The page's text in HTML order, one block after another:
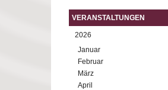
VERANSTALTUNGEN
2026
Januar
Februar
März
April